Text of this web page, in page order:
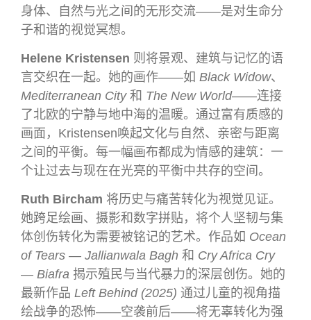
身体、自然与光之间的无形交流——是对生命分
子和谐的视觉冥想。
Helene Kristensen 则将景观、建筑与记忆的语
言交织在一起。她的画作——如 Black Widow、
Mediterranean City和 The New World——连接
了北欧的宁静与地中海的温暖。通过富有质感的
画面，Kristensen唤起文化与自然、亲密与距离
之间的平衡。每一幅画布都成为情感的建筑：一
个让过去与现在在光亮的平衡中共存的空间。
Ruth Bircham 将历史与痛苦转化为视觉见证。
她跨足绘画、摄影和数字拼贴，将个人坚韧与集
体创伤转化为需要被铭记的艺术。作品如 Ocean
of Tears — Jallianwala Bagh 和 Cry Africa Cry
— Biafra 揭示殖民与当代暴力的深层创伤。她的
最新作品 Left Behind (2025) 通过儿童的视角描
绘战争的恐怖——空袭前后——将无辜转化为强